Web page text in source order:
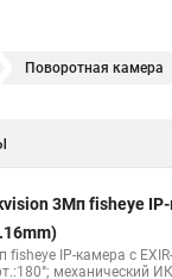
Поворотная камера
Видеокамеры
Hikvision
3Мп fisheye IP-
fisheye IP-камера c
механический